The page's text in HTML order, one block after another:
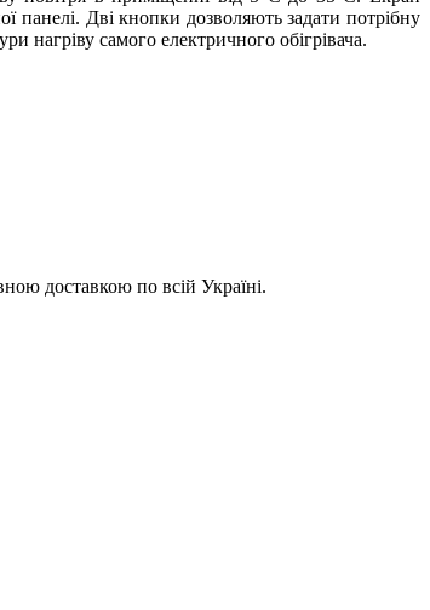
панелі. Дві кнопки дозволяють задати потрібну
нагріву самого електричного обігрівача.
доставкою по всій Україні.